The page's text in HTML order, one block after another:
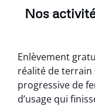
Nos
Enlèvement
réalité de terrain
progressive de
d’usage qui